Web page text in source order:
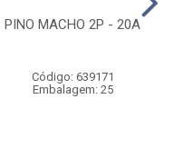
PINO MACHO 2P - 20A
Código: 639171
Embalagem: 25